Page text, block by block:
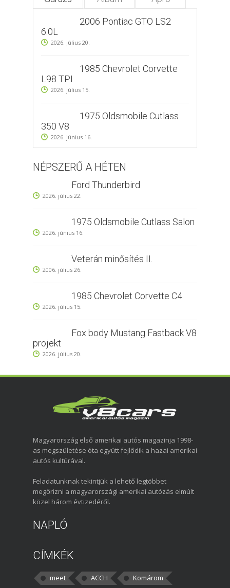
2006 Pontiac GTO LS2
6.0L
2026. július 20.
1985 Chevrolet Corvette
L98 TPI
2026. július 15.
1975 Oldsmobile Cutlass
350 V8
2026. június 16.
NÉPSZERŰ A HÉTEN
Ford Thunderbird
2026. július 22.
1975 Oldsmobile Cutlass Salon
2026. június 16.
Veterán minősítés II.
2006. július 26.
1985 Chevrolet Corvette C4
2026. július 15.
Fox body Mustang Fastback V8
projekt
2026. július 20.
Magyarország első amerikai autós magazinja 1998-
as megszületése óta együtt fejlődik a hazai amerikai
autós kultúrával.
Feladatunknak tekintjük a lehető legtöbbet
megőrizni a magyarországi amerikai autózás elmúlt
közel három évtizedéről.
NAPLÓ
CÍMKÉK
meet ACCH Komárom